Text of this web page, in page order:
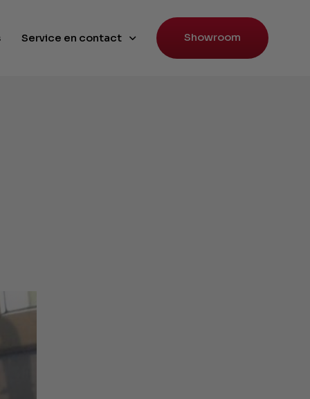
Service en contact Showroom